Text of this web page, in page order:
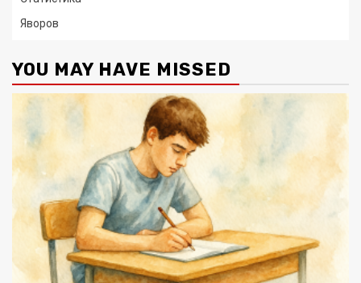
Яворов
YOU MAY HAVE MISSED